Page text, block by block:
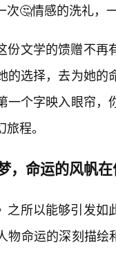
次🤔情感的洗礼，
份文学的馈赠不
的选择，去为她
一个字映入眼帘
程。
，命运的风帆
之所以能够引发
物命运的深刻描